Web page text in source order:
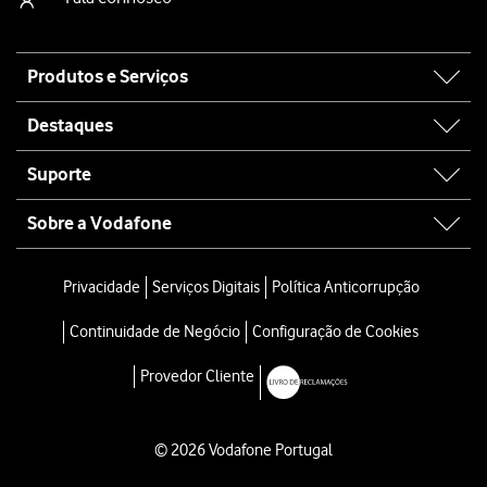
map
Produtos e Serviços
Destaques
Suporte
Sobre a Vodafone
Privacidade Serviços Digitais Política Anticorrupção
Continuidade de Negócio Configuração de Cookies
Provedor Cliente
© 2026 Vodafone Portugal